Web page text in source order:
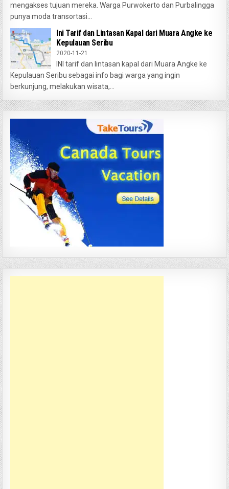
mengakses tujuan mereka. Warga Purwokerto dan Purbalingga
punya moda transortasi...
Ini Tarif dan Lintasan Kapal dari Muara Angke ke
Kepulauan Seribu
2020-11-21
INI tarif dan lintasan kapal dari Muara Angke ke
Kepulauan Seribu sebagai info bagi warga yang ingin
berkunjung, melakukan wisata,...